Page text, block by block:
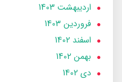
ارديبهشت 1403
فروردین 1403
اسفند 1402
بهمن 1402
دی 1402